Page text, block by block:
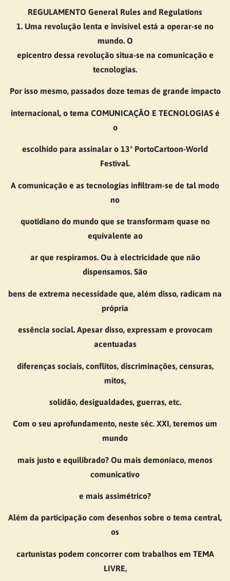
REGULAMENTO General Rules and Regulations
1. Uma revolução lenta e invisível está a operar-se no
mundo. O
epicentro dessa revolução situa-se na comunicação e
tecnologias.
Por isso mesmo, passados doze temas de grande impacto
internacional, o tema COMUNICAÇÃO E TECNOLOGIAS é
o
escolhido para assinalar o 13º PortoCartoon-World
Festival.
A comunicação e as tecnologias infiltram-se de tal modo
no
quotidiano do mundo que se transformam quase no
equivalente ao
ar que respiramos. Ou à electricidade que não
dispensamos. São
bens de extrema necessidade que, além disso, radicam na
própria
essência social. Apesar disso, expressam e provocam
acentuadas
diferenças sociais, conflitos, discriminações, censuras,
mitos,
solidão, desigualdades, guerras, etc.
Com o seu aprofundamento, neste séc. XXI, teremos um
mundo
mais justo e equilibrado? Ou mais demoníaco, menos
comunicativo
e mais assimétrico?
Além da participação com desenhos sobre o tema central,
os
cartunistas podem concorrer com trabalhos em TEMA
LIVRE,